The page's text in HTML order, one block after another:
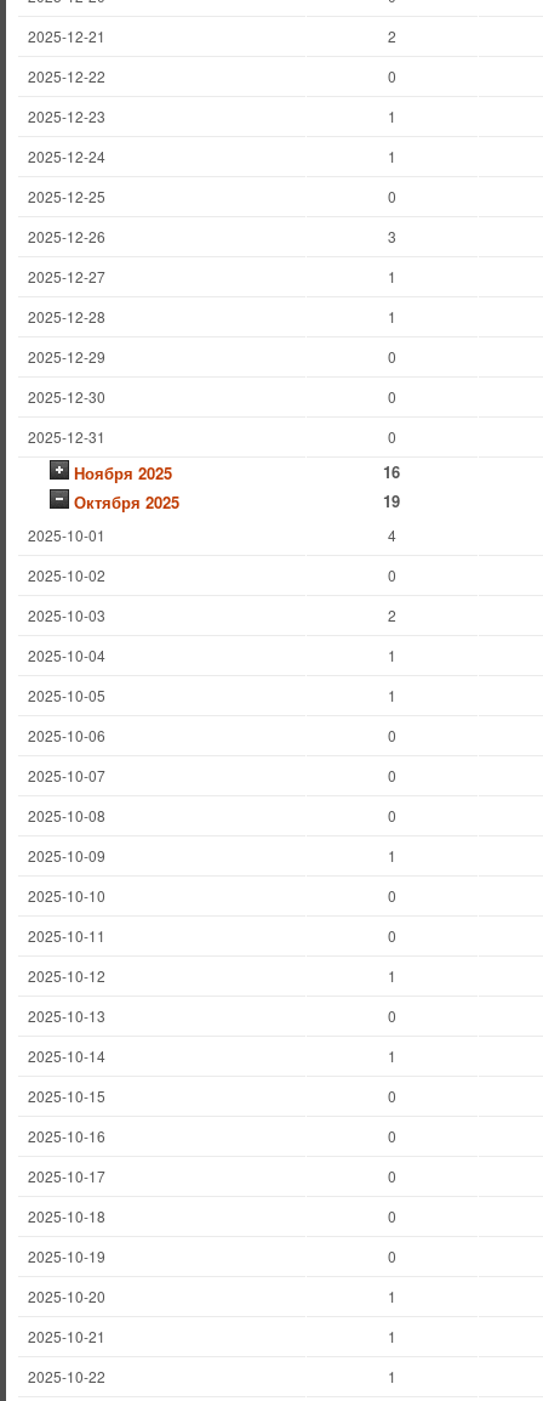
2025-12-21
2
2025-12-22
0
2025-12-23
1
2025-12-24
1
2025-12-25
0
2025-12-26
3
2025-12-27
1
2025-12-28
1
2025-12-29
0
2025-12-30
0
2025-12-31
0
Ноября 2025
16
Октября 2025
19
2025-10-01
4
2025-10-02
0
2025-10-03
2
2025-10-04
1
2025-10-05
1
2025-10-06
0
2025-10-07
0
2025-10-08
0
2025-10-09
1
2025-10-10
0
2025-10-11
0
2025-10-12
1
2025-10-13
0
2025-10-14
1
2025-10-15
0
2025-10-16
0
2025-10-17
0
2025-10-18
0
2025-10-19
0
2025-10-20
1
2025-10-21
1
2025-10-22
1